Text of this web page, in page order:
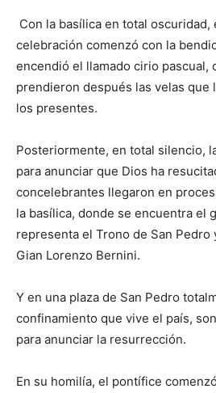
Con la basílica en total oscuridad,
celebración comenzó con la
encendió el llamado cirio pascual,
prendieron después las velas que
los presentes.
Posteriormente, en total silencio,
para anunciar que Dios ha
concelebrantes llegaron en
la basílica, donde se encuentra el
representa el Trono de San
Gian Lorenzo Bernini.
Y en una plaza de San Pedro
confinamiento que vive el país,
para anunciar la resurrección.
En su homilía, el pontífice